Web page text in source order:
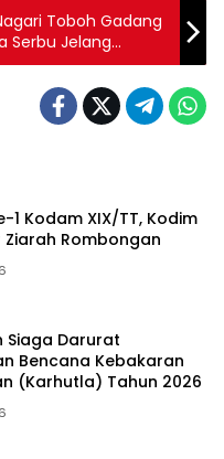
Toboh Gadang
Serbu Jelang
1 Kodam XIX/TT, Kodim
Ziarah Rombongan
Siaga Darurat
Bencana Kebakaran
(Karhutla) Tahun 2026